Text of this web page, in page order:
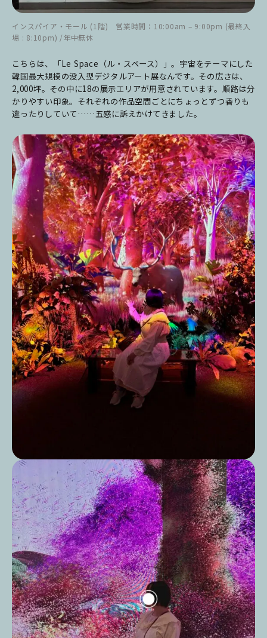
インスパイア・モール (1階) 営業時間：10:00am – 9:00pm (最終入
場 : 8:10pm) /年中無休
こちらは、「Le Space（ル・スペース）」。宇宙をテーマにした
韓国最大規模の没入型デジタルアート展なんです。その広さは、
2,000坪。その中に18の展示エリアが用意されています。順路は分
かりやすい印象。それぞれの作品空間ごとにちょっとずつ香りも
違ったりしていて……五感に訴えかけてきました。